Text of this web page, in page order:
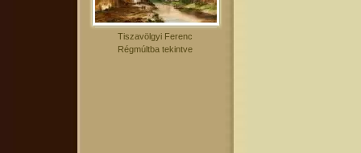
Tiszavölgyi Ferenc
Régmúltba tekintve